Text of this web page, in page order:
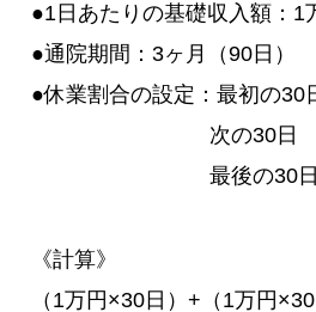
●1日あたりの基礎収入額：1
●通院期間：3ヶ月（90日）
●休業割合の設定：最初の
次の30日 ➡
最後の30日
《計算》
（1万円×30日）+（1万円